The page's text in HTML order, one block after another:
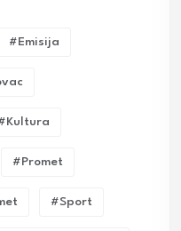
#emisija
#promet
#sport